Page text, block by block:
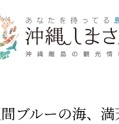
ブルーの海、